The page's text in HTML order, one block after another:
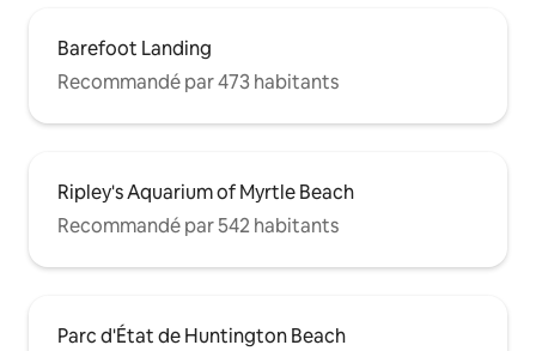
Barefoot Landing
Recommandé par 473 habitants
Ripley's Aquarium of Myrtle Beach
Recommandé par 542 habitants
Parc d'État de Huntington Beach